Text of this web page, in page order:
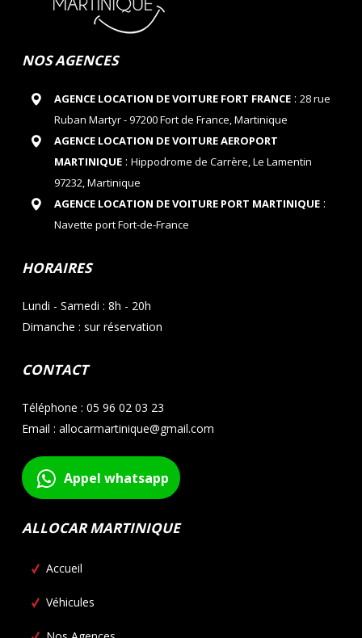
NOS AGENCES
AGENCE LOCATION DE VOITURE FORT FRANCE: 28 rue
Ruban Martyr - 97200 Fort de France, Martinique
AGENCE LOCATION DE VOITURE AEROPORT
MARTINIQUE: Hippodrome de Carrère, Le Lamentin
97232, Martinique
AGENCE LOCATION DE VOITURE PORT MARTINIQUE:
Navette port Fort-de-France
HORAIRES
Lundi - Samedi : 8h - 20h
Dimanche : sur réservation
CONTACT
Téléphone : 05 96 02 03 23
Email : allocarmartinique@gmail.com
Appel whatsapp
ALLOCAR MARTINIQUE
Accueil
Véhicules